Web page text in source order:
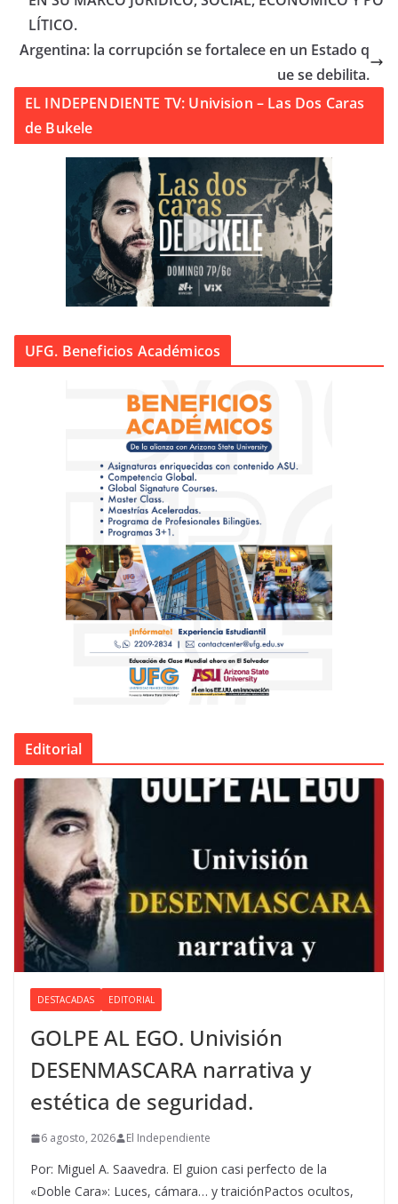
LÍTICO.
Argentina: la corrupción se fortalece en un Estado q
ue se debilita.
EL INDEPENDIENTE TV: Univision – Las Dos Caras
de Bukele
UFG. Beneficios Académicos
Editorial
DESTACADAS EDITORIAL
GOLPE AL EGO. Univisión
DESENMASCARA narrativa y
estética de seguridad.
6 agosto, 2026 El Independiente
Por: Miguel A. Saavedra. El guion casi perfecto de la
«Doble Cara»: Luces, cámara… y traiciónPactos ocultos,